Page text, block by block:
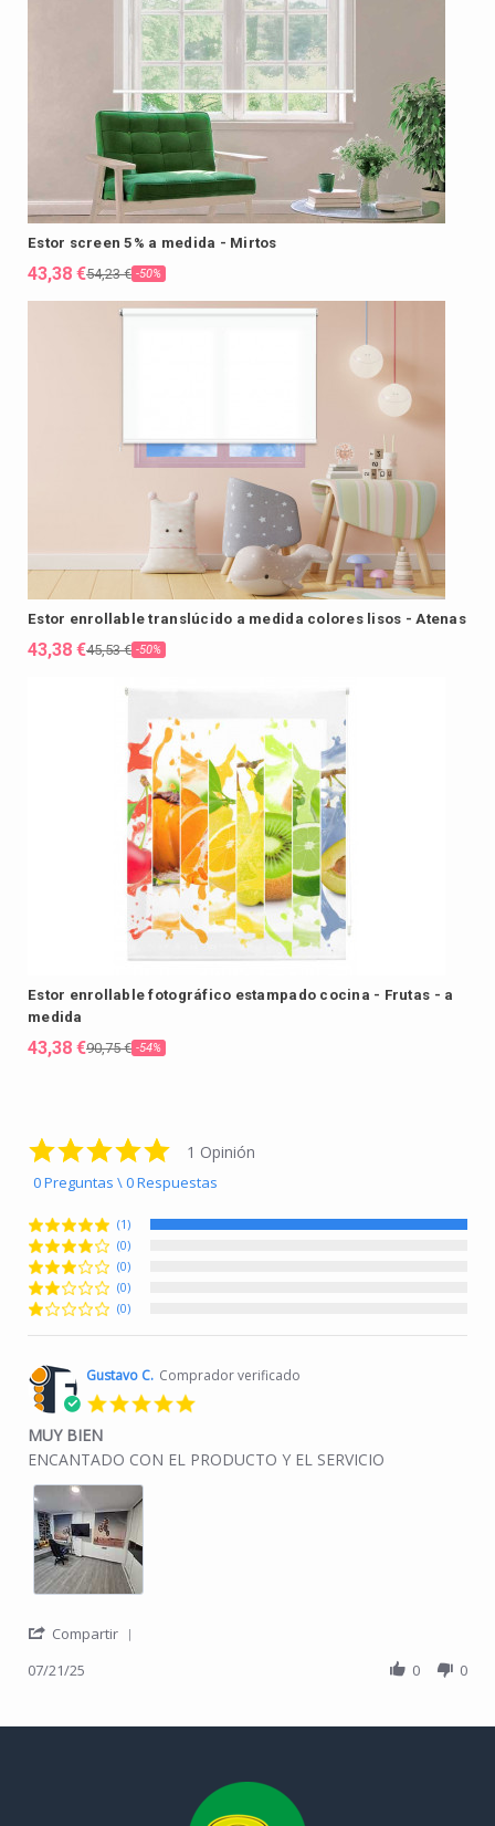
Estor screen 5% a medida - Mirtos
43,38 €54,23 € -50%
Estor enrollable translúcido a medida colores lisos - Atenas
43,38 €45,53 € -50%
Estor enrollable fotográfico estampado cocina - Frutas - a
medida
43,38 €90,75 € -54%
5.0 star rating
1 Opinión
0 Preguntas \ 0 Respuestas
(1)
(0)
(0)
(0)
(0)
Gustavo C. Comprador verificado
MUY BIEN
Review by Gustavo C. on 21 Jul 2025
review stating MUY BIEN
ENCANTADO CON EL PRODUCTO Y EL SERVICIO
Compartir
07/21/25 0 0